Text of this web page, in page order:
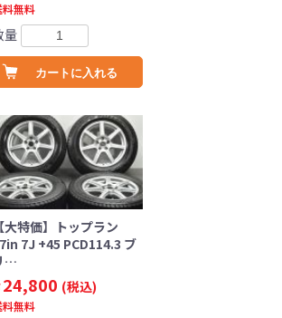
料無料
量
カートに入れる
【大特価】トップラン
7J +45 PCD114.3 ブ
…
24,800 (税込)
料無料